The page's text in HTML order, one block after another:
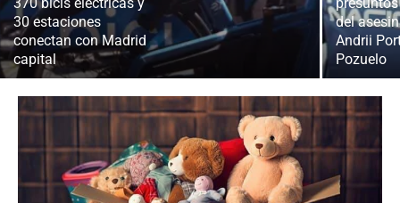
30 estaciones
conectan con Madrid
capital
del
Andrii
Pozuelo